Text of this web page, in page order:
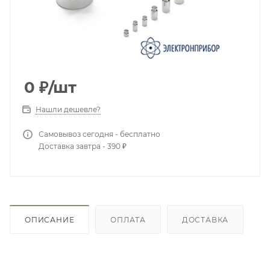
0 ₽/шт
Нашли дешевле?
Самовывоз сегодня - бесплатно
Доставка завтра - 390 ₽
ОПИСАНИЕ ОПЛАТА ДОСТАВКА